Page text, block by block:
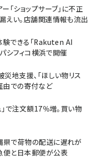
「ショップサーブ」に不正
えい。店舗関連情報も流出
できる「Rakuten AI
シフィコ横浜で開催
地支援、「ほしい物リス
由での寄付など
で注文額17％増。買い物
県で荷物の配送に遅れが
便と日本郵便が公表